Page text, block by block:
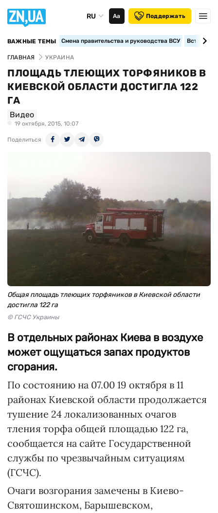
RU Аа Поддержать
ВАЖНЫЕ ТЕМЫ Смена правительства и руководства ВСУ
ГЛАВНАЯ УКРАИНА
ПЛОЩАДЬ ТЛЕЮЩИХ ТОРФЯНИКОВ В
КИЕВСКОЙ ОБЛАСТИ ДОСТИГЛА 122
ГА
Видео
19 октября, 2015, 10:07
Поделиться
Общая площадь тлеющих торфяников в Киевской области
достигла 122 га
© ГСЧС Украины
В отдельных районах Киева в воздухе
может ощущаться запах продуктов
сгорания.
По состоянию на 07.00 19 октября в 11
районах Киевской области продолжается
тушение 24 локализованных очагов
тления торфа общей площадью 122 га,
сообщается на сайте Государственной
службы по чрезвычайным ситуациям
(ГСЧС).
Очаги возгорания замечены в Киево-
Святошинском, Барышевском,